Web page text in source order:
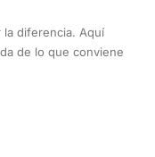
la diferencia. Aquí
de lo que conviene